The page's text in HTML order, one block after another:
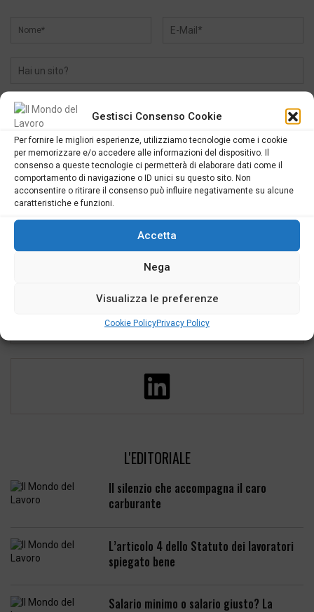
Gestisci Consenso Cookie
Per fornire le migliori esperienze, utilizziamo tecnologie come i cookie
per memorizzare e/o accedere alle informazioni del dispositivo. Il
consenso a queste tecnologie ci permetterà di elaborare dati come il
comportamento di navigazione o ID unici su questo sito. Non
acconsentire o ritirare il consenso può influire negativamente su alcune
caratteristiche e funzioni.
Accetta
Nega
Visualizza le preferenze
Cookie PolicyPrivacy Policy
SEGUICI
L'EDITORIALE
Il silenzio che accompagna il caro
carburante
L’articolo 4 dello Statuto dei lavoratori
spiegato bene
Salario minimo o salario giusto? La